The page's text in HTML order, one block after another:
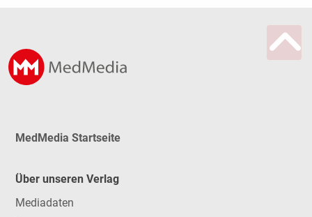
MedMedia Startseite
Über unseren Verlag
Mediadaten